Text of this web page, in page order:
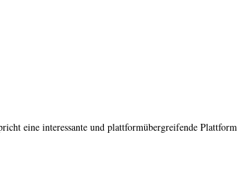
eine interessante und plattformübergreifende